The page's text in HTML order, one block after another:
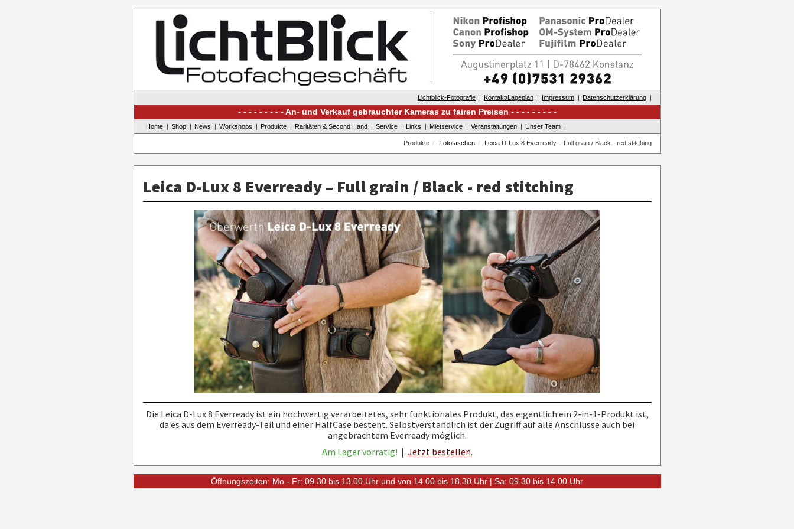
Lichtblick-Fotografie Kontakt/Lageplan Impressum Datenschutzerklärung
An- und Verkauf gebrauchter Kameras zu fairen Preisen
Home Shop News Workshops Produkte Raritäten & Second Hand Service Links Mietservice Veranstaltungen Unser Team
Produkte Fototaschen Leica D-Lux 8 Everready – Full grain / Black - red stitching
Leica D-Lux 8 Everready – Full grain / Black - red stitching
Die Leica D-Lux 8 Everready ist ein hochwertig verarbeitetes, sehr funktionales Produkt, das eigentlich ein 2-in-1-Produkt ist,
da es aus dem Everready-Teil und einer HalfCase besteht. Selbstverständlich ist der Zugriff auf alle Anschlüsse auch bei
angebrachtem Everready möglich.
Am Lager vorrätig! | Jetzt bestellen.
Öffnungszeiten: Mo - Fr: 09.30 bis 13.00 Uhr und von 14.00 bis 18.30 Uhr | Sa: 09.30 bis 14.00 Uhr